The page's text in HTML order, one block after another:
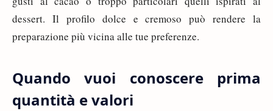
dessert. Il profilo dolce e cremoso può rendere la
preparazione più vicina alle tue preferenze.
Quando vuoi conoscere prima
quantità e valori